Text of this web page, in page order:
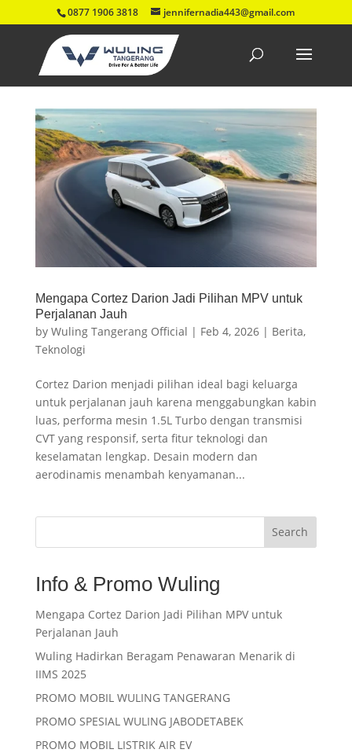
0877 1906 3818 jennifernadia443@gmail.com
Mengapa Cortez Darion Jadi Pilihan MPV untuk
Perjalanan Jauh
by Wuling Tangerang Official | Feb 4, 2026| Berita,
Teknologi
Cortez Darion menjadi pilihan ideal bagi keluarga
untuk perjalanan jauh karena menggabungkan kabin
luas, performa mesin 1.5L Turbo dengan transmisi
CVT yang responsif, serta fitur teknologi dan
keselamatan lengkap. Desain modern dan
aerodinamis menambah kenyamanan...
Search
Info & Promo Wuling
Mengapa Cortez Darion Jadi Pilihan MPV untuk
Perjalanan Jauh
Wuling Hadirkan Beragam Penawaran Menarik di
IIMS 2025
PROMO MOBIL WULING TANGERANG
PROMO SPESIAL WULING JABODETABEK
PROMO MOBIL LISTRIK AIR EV